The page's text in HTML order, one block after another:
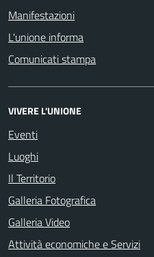
Manifestazioni
L'unione informa
Comunicati stampa
VIVERE L'UNIONE
Eventi
Luoghi
Il Territorio
Galleria Fotografica
Galleria Video
Attività economiche e Servizi